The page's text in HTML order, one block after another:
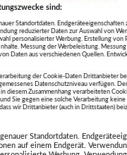
Paddle
ab nur€ 90,00
statt€ 180,00
sind:
Standortdaten.
reduzierter Daten zur Auswahl von
personalisierter Werbung. Erstellung
Messung der Werbeleistung.
Daten aus verschiedenen Quellen.
der Cookie-Daten Drittanbieter
Datenschutzniveau verfügen.
diesem Zusammenhang verarbeiteten
Sie gegen eine solche Verarbeitung
wir Drittanbieter (auch in Drittstaaten)
Standortdaten.
auf einem Endgerät.